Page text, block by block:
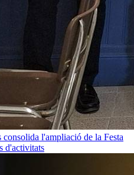
l'ampliació de la Festa
d'activitats